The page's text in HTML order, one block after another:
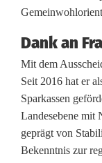
g
,
S
t
i
Dank an
Mit dem
Seit 2016 hat er
Sparkassen
Landesebene mit
geprägt von
Bekenntnis zur